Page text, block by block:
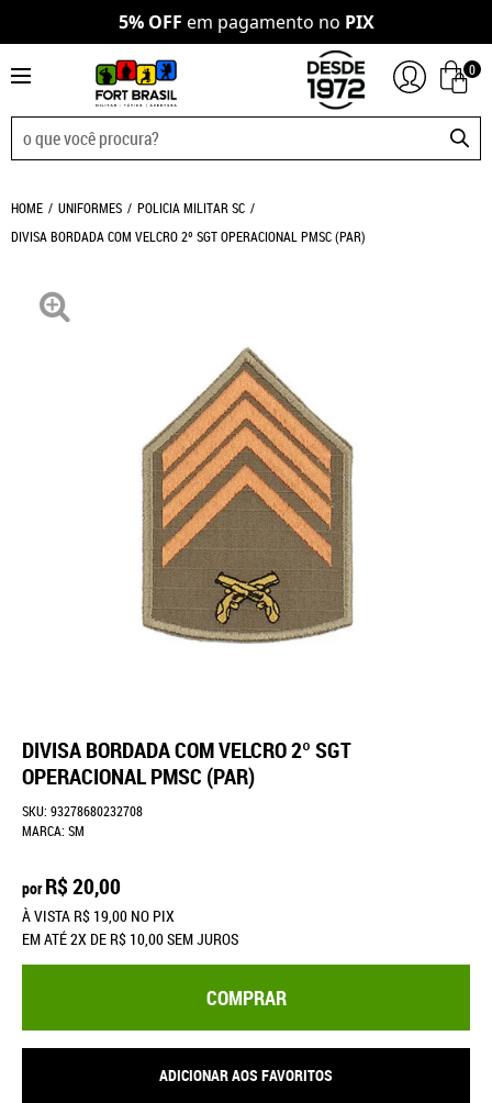
5% OFF em pagamento no PIX
0
HOME UNIFORMES
POLICIA MILITAR SC
DIVISA BORDADA COM VELCRO 2º SGT OPERACIONAL PMSC (PAR)
DIVISA BORDADA COM VELCRO 2º SGT
OPERACIONAL PMSC (PAR)
SKU: 93278680232708
MARCA: SM
por R$ 20,00
À VISTA R$ 19,00 NO PIX
EM ATÉ2X DE R$ 10,00SEM JUROS
COMPRAR
ADICIONAR AOS FAVORITOS